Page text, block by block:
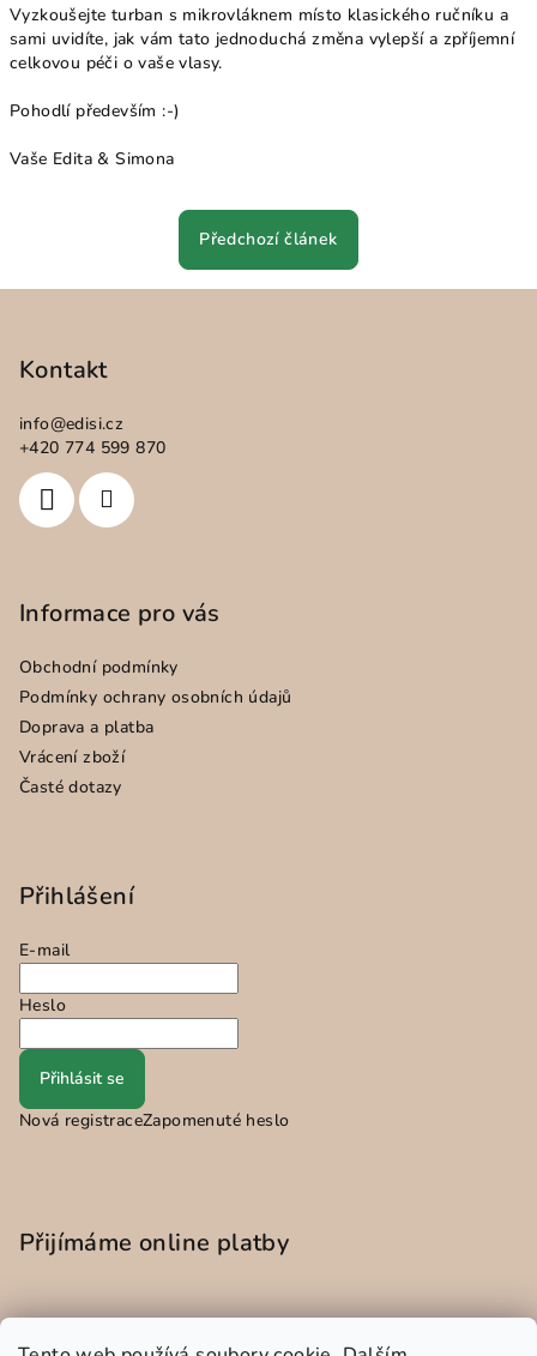
Vyzkoušejte turban s mikrovláknem místo klasického ručníku a
sami uvidíte, jak vám tato jednoduchá změna vylepší a zpříjemní
celkovou péči o vaše vlasy.
Pohodlí především :-)
Vaše Edita & Simona
Předchozí článek
Kontakt
info@edisi.cz
+420 774 599 870
Informace pro vás
Obchodní podmínky
Podmínky ochrany osobních údajů
Doprava a platba
Vrácení zboží
Časté dotazy
Přihlášení
E-mail
Heslo
Přihlásit se
Nová registraceZapomenuté heslo
Přijímáme online platby